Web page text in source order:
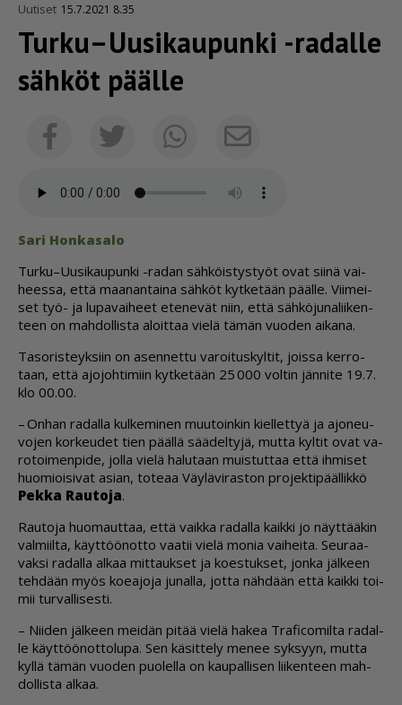
Uutiset 15.7.2021 8.35
Turku–Uusikaupunki -radalle
sähköt päälle
FacebookTwitterWhatsappSähköposti
Sari Hon­ka­sa­lo
Tur­ku–Uu­si­kau­pun­ki -ra­dan säh­köis­tys­työt ovat sii­nä vai­
hees­sa, et­tä maa­nan­tai­na säh­köt kyt­ke­tään pääl­le. Vii­mei­
set työ- ja lu­pa­vai­heet ete­ne­vät niin, et­tä säh­kö­ju­na­lii­ken­
teen on mah­dol­lis­ta aloit­taa vie­lä tä­män vuo­den ai­ka­na.
Ta­so­ris­teyk­siin on asen­net­tu va­roi­tus­kyl­tit, jois­sa ker­ro­
taan, et­tä ajo­joh­ti­miin kyt­ke­tään 25 000 vol­tin jän­ni­te 19.7.
klo 00.00.
– On­han ra­dal­la kul­ke­mi­nen muu­toin­kin kiel­let­tyä ja ajo­neu­
vo­jen kor­keu­det tien pääl­lä sää­del­ty­jä, mut­ta kyl­tit ovat va­
ro­toi­men­pi­de, jol­la vie­lä ha­lu­taan muis­tut­taa et­tä ih­mi­set
huo­mi­oi­si­vat asi­an, to­te­aa Väy­lä­vi­ras­ton pro­jek­ti­pääl­lik­kö
Pek­ka Rau­to­ja.
Rau­to­ja huo­maut­taa, et­tä vaik­ka ra­dal­la kaik­ki jo näyt­tää­kin
val­miil­ta, käyt­töö­not­to vaa­tii vie­lä mo­nia vai­hei­ta. Seu­raa­
vak­si ra­dal­la al­kaa mit­tauk­set ja ko­es­tuk­set, jon­ka jäl­keen
teh­dään myös ko­ea­jo­ja ju­nal­la, jot­ta näh­dään et­tä kaik­ki toi­
mii tur­val­li­ses­ti.
– Nii­den jäl­keen mei­dän pi­tää vie­lä ha­kea Tra­fi­co­mil­ta ra­dal­
le käyt­töö­not­to­lu­pa. Sen kä­sit­te­ly me­nee syk­syyn, mut­ta
kyl­lä tä­män vuo­den puo­lel­la on kau­pal­li­sen lii­ken­teen mah­
dol­lis­ta al­kaa.